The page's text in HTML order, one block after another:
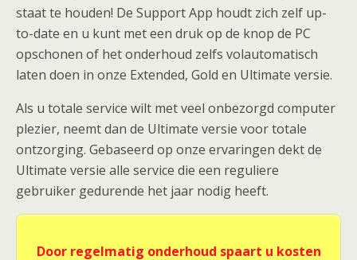
staat te houden! De Support App houdt zich zelf up-
to-date en u kunt met een druk op de knop de PC
opschonen of het onderhoud zelfs volautomatisch
laten doen in onze Extended, Gold en Ultimate versie.
Als u totale service wilt met veel onbezorgd computer
plezier, neemt dan de Ultimate versie voor totale
ontzorging. Gebaseerd op onze ervaringen dekt de
Ultimate versie alle service die een reguliere
gebruiker gedurende het jaar nodig heeft.
Door regelmatig onderhoud spaart u kosten